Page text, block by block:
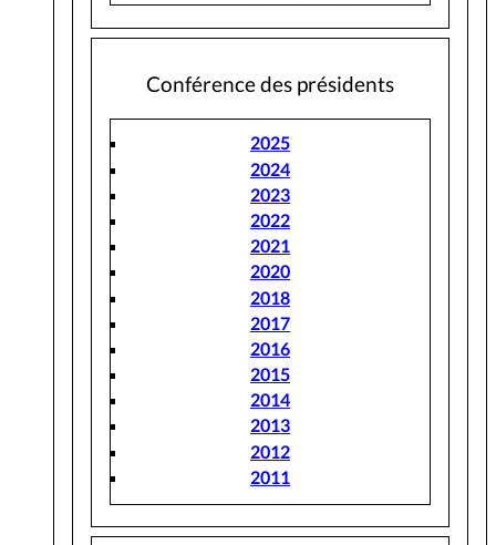
Conférence des présidents
2025
2024
2023
2022
2021
2020
2018
2017
2016
2015
2014
2013
2012
2011